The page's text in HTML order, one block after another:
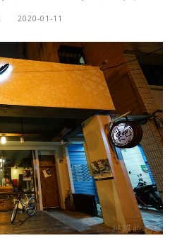
2020-01-11